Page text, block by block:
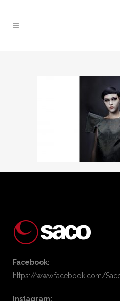
Facebook:
https://www.facebook.com/
Instagram: